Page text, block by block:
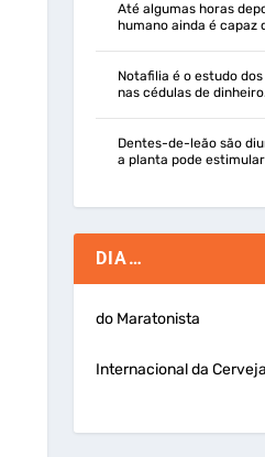
Até algumas horas
humano ainda é capaz
Notafilia é o estudo
nas cédulas de
Dentes-de-leão são
a planta pode
DIA…
do Maratonista
Internacional da Cerveja